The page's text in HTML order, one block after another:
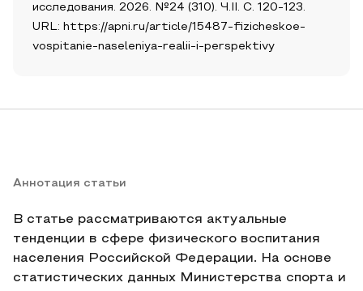
исследования. 2026. №24 (310). Ч.II. С. 120-123.
URL: https://apni.ru/article/15487-fizicheskoe-
vospitanie-naseleniya-realii-i-perspektivy
Аннотация статьи
В статье рассматриваются актуальные
тенденции в сфере физического воспитания
населения Российской Федерации. На основе
статистических данных Министерства спорта и